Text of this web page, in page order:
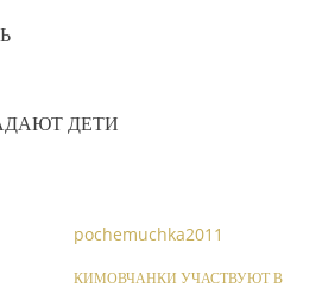
ДЕТИ
pochemuchka2011
КИМОВЧАНКИ УЧАСТВУЮТ В